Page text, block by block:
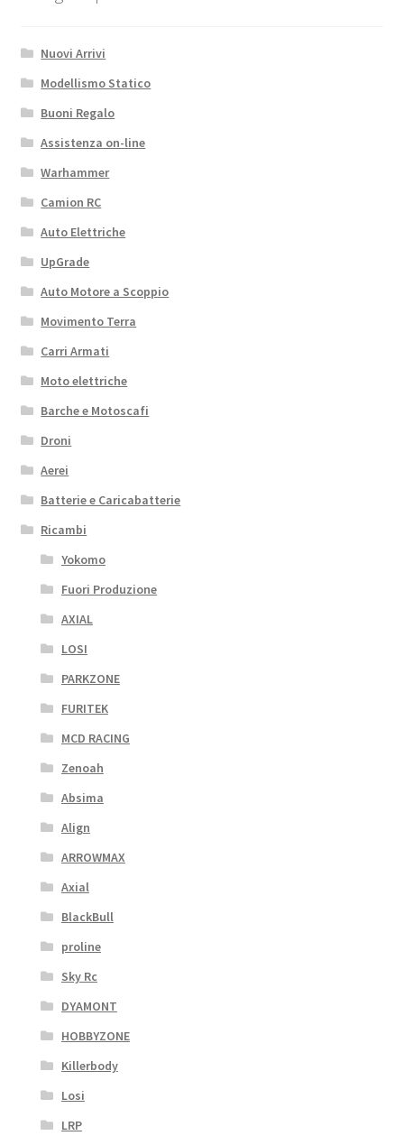
Nuovi Arrivi
Modellismo Statico
Buoni Regalo
Assistenza on-line
Warhammer
Camion RC
Auto Elettriche
UpGrade
Auto Motore a Scoppio
Movimento Terra
Carri Armati
Moto elettriche
Barche e Motoscafi
Droni
Aerei
Batterie e Caricabatterie
Ricambi
Yokomo
Fuori Produzione
AXIAL
LOSI
PARKZONE
FURITEK
MCD RACING
Zenoah
Absima
Align
ARROWMAX
Axial
BlackBull
proline
Sky Rc
DYAMONT
HOBBYZONE
Killerbody
Losi
LRP